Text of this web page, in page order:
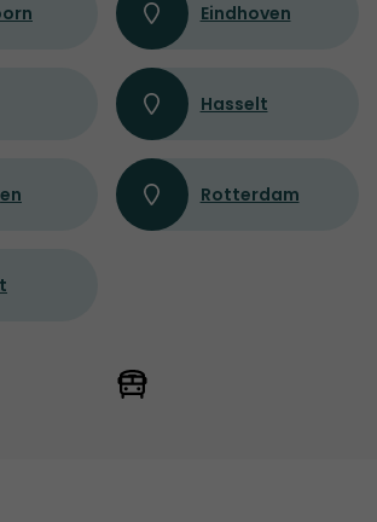
Eindhoven
Hasselt
Rotterdam